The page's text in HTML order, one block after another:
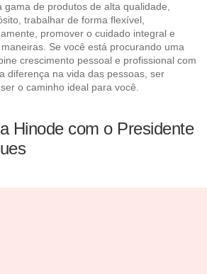
de produtos de alta qualidade,
trabalhar de forma flexível,
promover o cuidado integral e
Se você está procurando uma
crescimento pessoal e profissional com
diferença na vida das pessoas, ser
o caminho ideal para você.
Hinode com o Presidente